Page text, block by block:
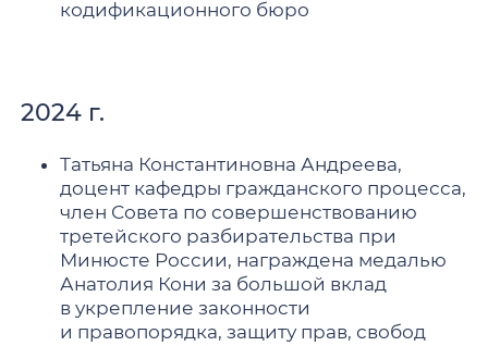
кодификационного бюро
2024 г.
Татьяна Константиновна Андреева,
доцент кафедры гражданского процесса,
член Совета по совершенствованию
третейского разбирательства при
Минюсте России, награждена медалью
Анатолия Кони за большой вклад
в укрепление законности
и правопорядка, защиту прав, свобод